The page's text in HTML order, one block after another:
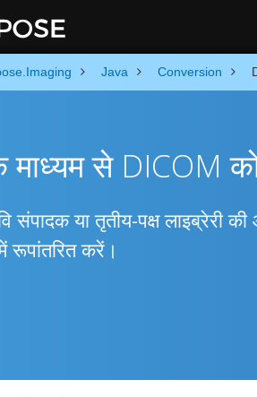
Java Conversion
माध्यम से DICOM
संपादक या तृतीय-पक्ष
रूपांतरित करें।